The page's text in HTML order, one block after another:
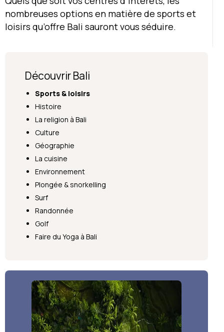
nombreuses options en matière de sports et
loisirs qu’offre Bali sauront vous séduire.
Découvrir Bali
Sports & loisirs
Histoire
La religion à Bali
Culture
Géographie
La cuisine
Environnement
Plongée & snorkelling
Surf
Randonnée
Golf
Faire du Yoga à Bali